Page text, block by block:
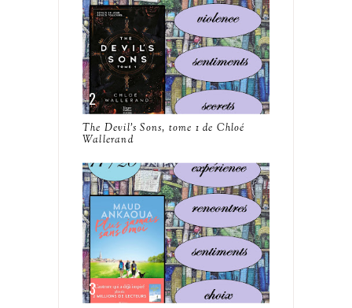
The Devil's Sons, tome 1 de Chloé
Wallerand